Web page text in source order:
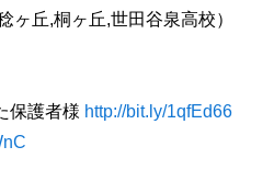
丘,桐ヶ丘,世田谷泉高校）
保護者様 http://bit.ly/1qfEd66